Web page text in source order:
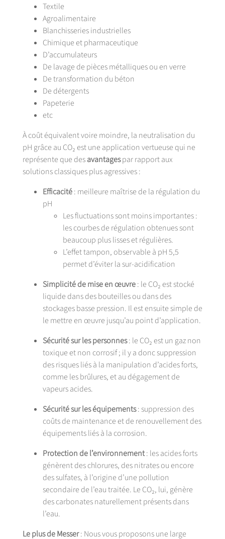
Textile
Agroalimentaire
Blanchisseries industrielles
Chimique et pharmaceutique
D’accumulateurs
De lavage de pièces métalliques ou en verre
De transformation du béton
De détergents
Papeterie
etc
À coût équivalent voire moindre, la neutralisation du
pH grâce au CO₂ est une application vertueuse qui ne
représente que desavantagespar rapport aux
solutions classiques plus agressives :
Efficacité: meilleure maîtrise de la régulation du
pH
Les fluctuations sont moins importantes :
les courbes de régulation obtenues sont
beaucoup plus lisses et régulières.
L’effet tampon, observable à pH 5,5
permet d’éviter la sur-acidification
Simplicité de mise en œuvre: le CO₂ est stocké
liquide dans des bouteilles ou dans des
stockages basse pression. Il est ensuite simple de
le mettre en œuvre jusqu’au point d’application.
Sécurité sur les personnes: le CO₂ est un gaz non
toxique et non corrosif ; il y a donc suppression
des risques liés à la manipulation d’acides forts,
comme les brûlures, et au dégagement de
vapeurs acides.
Sécurité sur les équipements: suppression des
coûts de maintenance et de renouvellement des
équipements liés à la corrosion.
Protection de l’environnement: les acides forts
génèrent des chlorures, des nitrates ou encore
des sulfates, à l’origine d’une pollution
secondaire de l’eau traitée. Le CO₂, lui, génère
des carbonates naturellement présents dans
l’eau.
Le plus de Messer: Nous vous proposons une large